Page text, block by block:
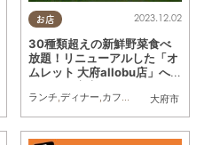
ちたまる広告,ペット
お店
大府市
2023.12.02
30種類超えの新鮮野菜食べ
放題！リニューアルした「オ
ムレット 大府allobu店」へ／
ちたまる広告
ランチ,ディナー,カフェ スイーツ,リニュ